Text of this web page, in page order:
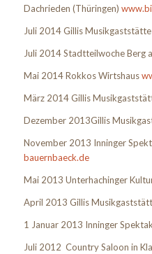
Dachrieden (Thüringen)
Juli 2014 Gillis Musikgaststätte
Juli 2014 Stadtteilwoche Berg
Mai 2014 Rokkos Wirtshaus
März 2014 Gillis
Dezember 2013Gillis
November 2013 Inninger
bauernbaeck.de
Mai 2013 Unterhachinger
April 2013 Gillis
1 Januar 2013 Inninger
Juli 2012 Country Saloon in